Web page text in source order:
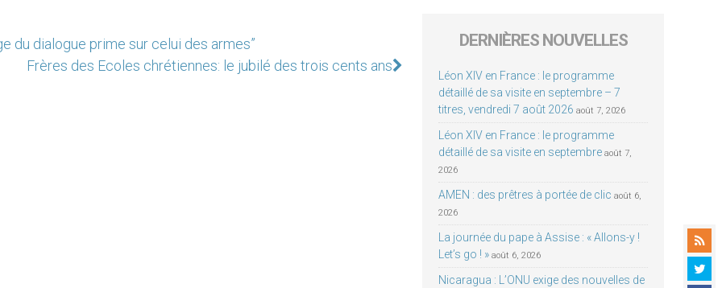
du dialogue prime sur celui des armes”
Frères des Ecoles chrétiennes: le jubilé des trois cents ans
DERNIÈRES NOUVELLES
Léon XIV en France : le programme
détaillé de sa visite en septembre – 7
titres, vendredi 7 août 2026 août 7, 2026
Léon XIV en France : le programme
détaillé de sa visite en septembre août 7,
2026
AMEN : des prêtres à portée de clic août 6,
2026
La journée du pape à Assise : « Allons-y !
Let’s go ! » août 6, 2026
Nicaragua : L’ONU exige des nouvelles de